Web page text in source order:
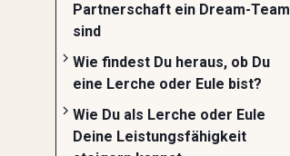
Partnerschaft ein Dream-Team
sind
Wie findest Du heraus, ob Du
eine Lerche oder Eule bist?
Wie Du als Lerche oder Eule
Deine Leistungsfähigkeit